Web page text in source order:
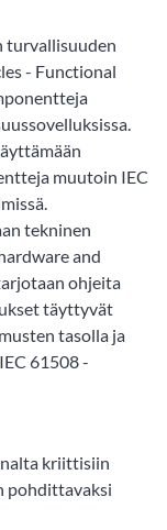
turvallisuuden
- Functional
muutoin IEC
tekninen
and
ohjeita
täyttyvät
tasolla ja
61508 -
kriittisiin
pohdittavaksi